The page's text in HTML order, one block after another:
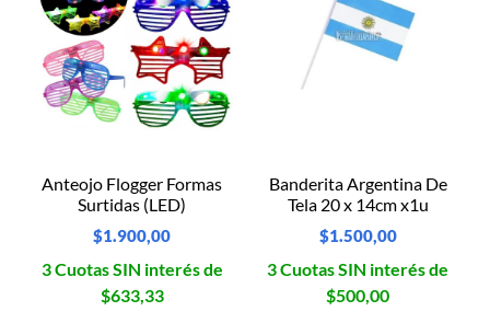
Anteojo Flogger Formas
Surtidas (LED)
$1.900,00
3 Cuotas SIN interés de
$633,33
Banderita Argentina De
Tela 20 x 14cm x1u
$1.500,00
3 Cuotas SIN interés de
$500,00